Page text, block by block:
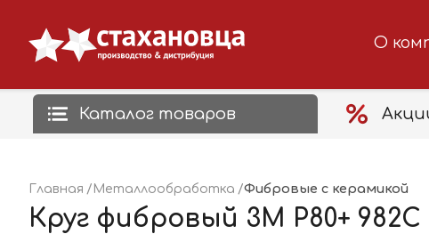
О
Каталог товаров
Главная Металлообработка Фибровые с керамикой
Круг фибровый 3M P80+